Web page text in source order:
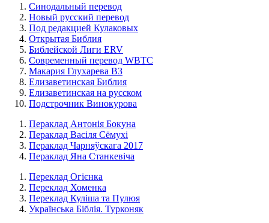
Синодальный перевод
Новый русский перевод
Под редакцией Кулаковых
Открытая Библия
Библейской Лиги ERV
Cовременный перевод WBTC
Макария Глухарева ВЗ
Елизаветинская Библия
Елизаветинская на русском
Подстрочник Винокурова
Пераклад Антонія Бокуна
Пераклад Васіля Сёмухі
Пераклад Чарняўскага 2017
Пераклад Яна Станкевіча
Переклад Огієнка
Переклад Хоменка
Переклад Куліша та Пулюя
Українська Біблія. Турконяк